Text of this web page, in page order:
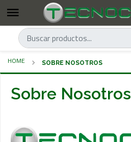
HOME SOBRE NOSOTROS
Sobre Nosotros